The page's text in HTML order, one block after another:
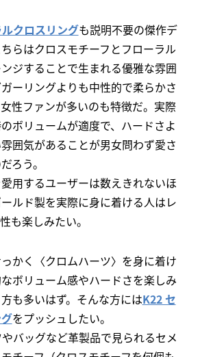
クロスリングも説明不要の傑作デ
らはクロスモチーフとフローラル
ンジすることで生まれる優雅な雰囲
ーリングよりも中性的で柔らかさ
性ファンが多いのも特徴だ。実際
ボリュームが適度で、ハードさよ
囲気があることが男女問わず愛さ
ろう。
用するユーザーは数えきれないほ
ルド製を実際に身に着ける人はレ
も楽しみたい。
かく〈クロムハーツ〉を身に着け
ボリューム感やハードさを楽しみ
も多いはず。そんな方にはK22 セ
をプッシュしたい。
バッグなど革製品で見られるセメ